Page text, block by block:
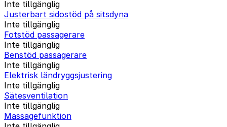
Inte tillgänglig
Justerbart sidostöd på sitsdyna
Inte tillgänglig
Fotstöd passagerare
Inte tillgänglig
Benstöd passagerare
Inte tillgänglig
Elektrisk ländryggsjustering
Inte tillgänglig
Sätesventilation
Inte tillgänglig
Massagefunktion